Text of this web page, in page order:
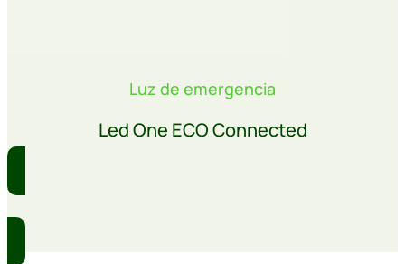
Luz de emergencia
Led One ECO Connected